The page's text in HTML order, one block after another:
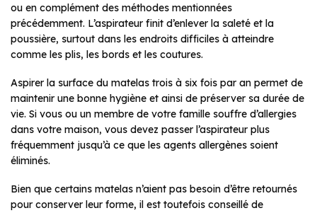
ou en complément des méthodes mentionnées
précédemment. L’aspirateur finit d’enlever la saleté et la
poussière, surtout dans les endroits difficiles à atteindre
comme les plis, les bords et les coutures.
Aspirer la surface du matelas trois à six fois par an permet de
maintenir une bonne hygiène et ainsi de préserver sa durée de
vie. Si vous ou un membre de votre famille souffre d’allergies
dans votre maison, vous devez passer l’aspirateur plus
fréquemment jusqu’à ce que les agents allergènes soient
éliminés.
Bien que certains matelas n’aient pas besoin d’être retournés
pour conserver leur forme, il est toutefois conseillé de